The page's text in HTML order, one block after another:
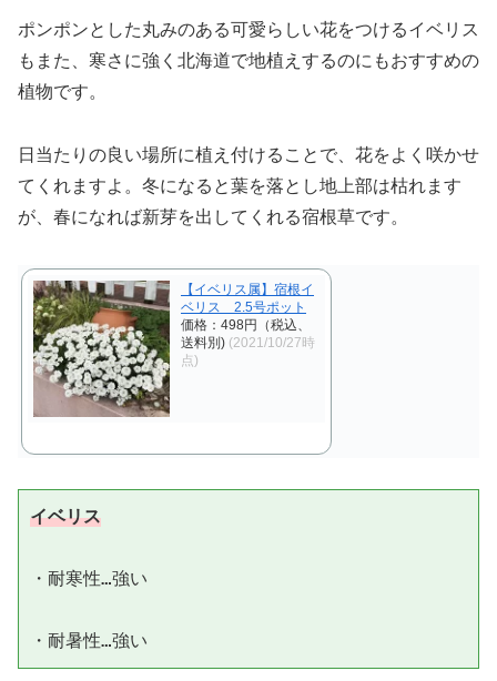
ポンポンとした丸みのある可愛らしい花をつけるイベリス
もまた、寒さに強く北海道で地植えするのにもおすすめの
植物です。
日当たりの良い場所に植え付けることで、花をよく咲かせ
てくれますよ。冬になると葉を落とし地上部は枯れます
が、春になれば新芽を出してくれる宿根草です。
【イベリス属】宿根イ
ベリス 2.5号ポット
価格：498円（税込、
送料別) (2021/10/27時
点)
イベリス
・耐寒性…強い